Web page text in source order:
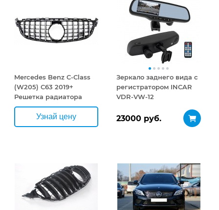
Mercedes Benz C-Class
(W205) С63 2019+
Решетка радиатора
AMG GT STYLE
Узнай цену
Зеркало заднего вида с
регистратором INCAR
VDR-VW-12
23000 руб.